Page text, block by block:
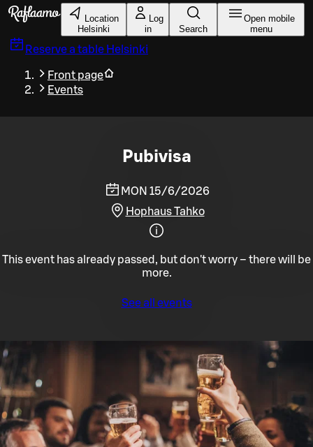
Skip to main content
Location
Helsinki
Log
in
Search
Open mobile
menu
Reserve a table Helsinki
Front page
Events
Pubivisa
MON 15/6/2026
Hophaus Tahko
This event has already passed, but don't worry – there will be
more.
See all events